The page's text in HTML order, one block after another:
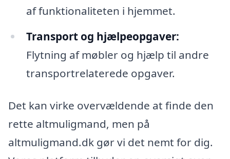
af funktionaliteten i hjemmet.
Transport og hjælpeopgaver:
Flytning af møbler og hjælp til andre
transportrelaterede opgaver.
Det kan virke overvældende at finde den
rette altmuligmand, men på
altmuligmand.dk gør vi det nemt for dig.